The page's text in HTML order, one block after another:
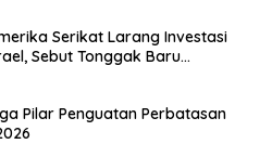
Serikat Larang Investasi
Sebut Tonggak Baru
Pilar Penguatan Perbatasan